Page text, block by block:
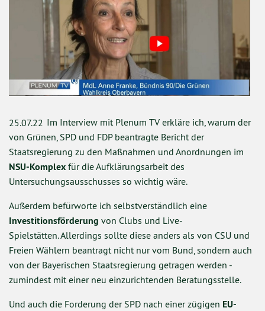
25.07.22 Im Interview mit Plenum TV erkläre ich, warum der
von Grünen, SPD und FDP beantragte Bericht der
Staatsregierung zu den Maßnahmen und Anordnungen im
NSU-Komplex für die Aufklärungsarbeit des
Untersuchungsausschusses so wichtig wäre.
Außerdem befürworte ich selbstverständlich eine
Investitionsförderung von Clubs und Live-
Spielstätten. Allerdings sollte diese anders als von CSU und
Freien Wählern beantragt nicht nur vom Bund, sondern auch
von der Bayerischen Staatsregierung getragen werden -
zumindest mit einer neu einzurichtenden Beratungsstelle.
Und auch die Forderung der SPD nach einer zügigen EU-